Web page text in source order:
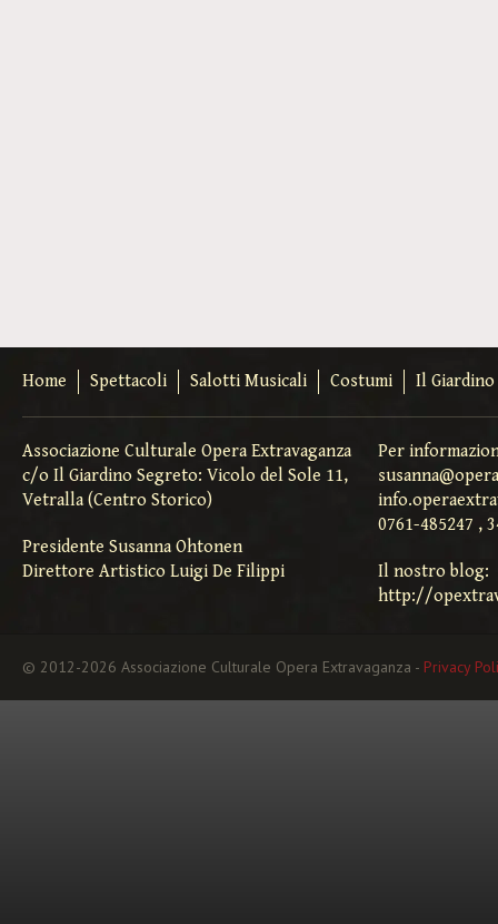
Home Spettacoli Salotti Musicali Costumi Il
Associazione Culturale Opera Extravaganza
c/o Il Giardino Segreto: Vicolo del Sole 11,
Vetralla (Centro Storico)
Presidente Susanna Ohtonen
Direttore Artistico Luigi De Filippi
Per
0761-485247 ,
Il nostro blog:
http://
© 2012-2026 Associazione Culturale Opera Extravaganza - Privacy